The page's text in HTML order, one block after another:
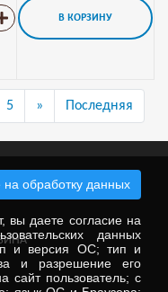
В КОРЗИНУ
5 » Последняя
на обработку данных
вы даете согласие на
данных
и версия ОС; тип и
и разрешение его
сайт пользователь; с